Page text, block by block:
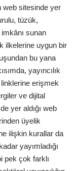
web sitesinde yer
tüzük,
sunan
ilkelerine uygun bir
bu yana
yayıncılık
erişmek
ve dijital
yer aldığı web
üyelik
ilişkin kurallar da
yayımladığı
pek çok farklı